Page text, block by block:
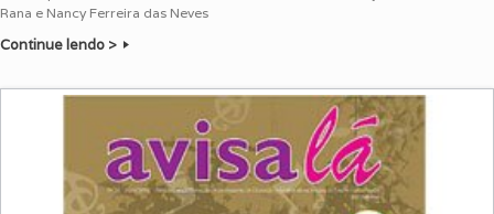
Rana e Nancy Ferreira das Neves
Continue lendo >